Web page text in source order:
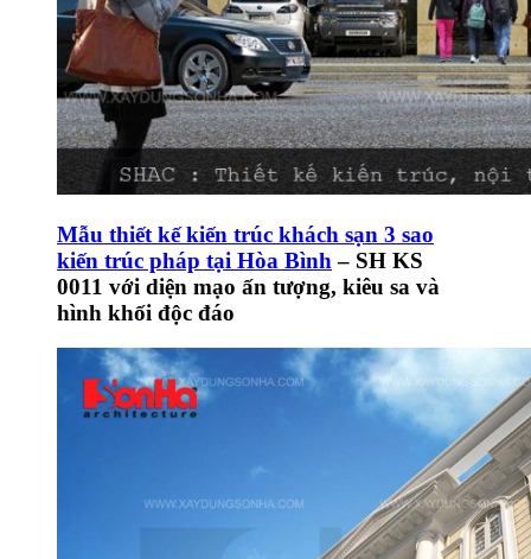
Mẫu thiết kế kiến trúc khách sạn 3 sao
kiến trúc pháp tại Hòa Bình – SH KS
0011 với diện mạo ấn tượng, kiêu sa và
hình khối độc đáo